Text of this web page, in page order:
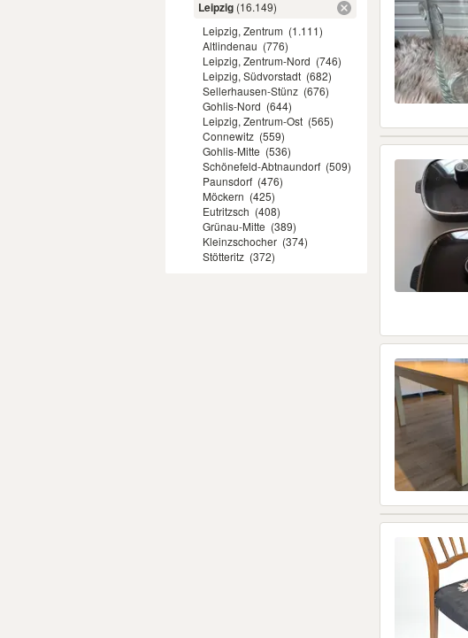
Leipzig (16.149)
Leipzig, Zentrum (1.111)
Altlindenau (776)
Leipzig, Zentrum-Nord (746)
Leipzig, Südvorstadt (682)
Sellerhausen-Stünz (676)
Gohlis-Nord (644)
Leipzig, Zentrum-Ost (565)
Connewitz (559)
Gohlis-Mitte (536)
Schönefeld-Abtnaundorf (509)
Paunsdorf (476)
Möckern (425)
Eutritzsch (408)
Grünau-Mitte (389)
Kleinzschocher (374)
Stötteritz (372)